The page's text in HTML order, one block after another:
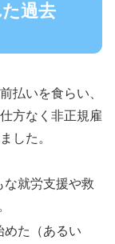
過去
払いを食らい、
方なく非正規雇
した。
な就労支援や救
めた（あるい